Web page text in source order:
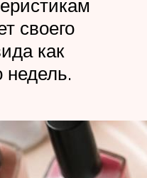
своего
как
недель.